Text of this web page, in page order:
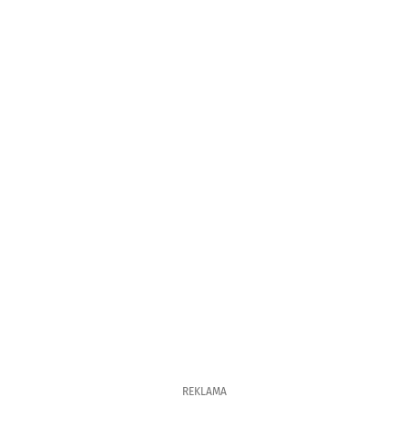
REKLAMA